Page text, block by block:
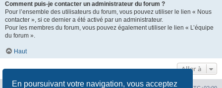
En poursuivant votre navigation, vous acceptez
Comment puis-je contacter un administrateur du forum ?
Pour l’ensemble des utilisateurs du forum, vous pouvez utiliser le lien « Nous
contacter », si ce dernier a été activé par un administrateur.
Pour les membres du forum, vous pouvez également utiliser le lien « L’équipe
du forum ».
Haut
Aller à